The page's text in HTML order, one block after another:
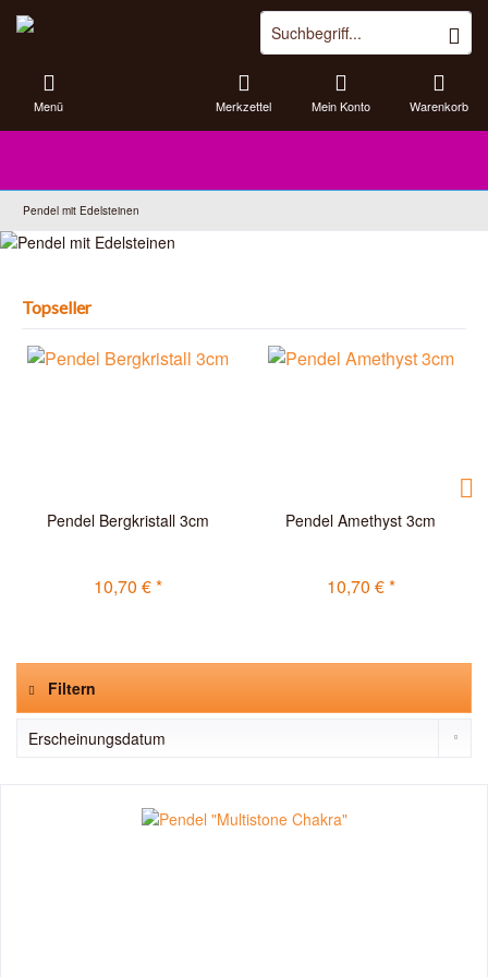
Menü Warenkorb
Merkzettel Mein Konto
Pendel mit Edelsteinen
Topseller
Pendel Bergkristall 3cm
10,70 € *
Pendel Amethyst 3cm
10,70 € *
Filtern